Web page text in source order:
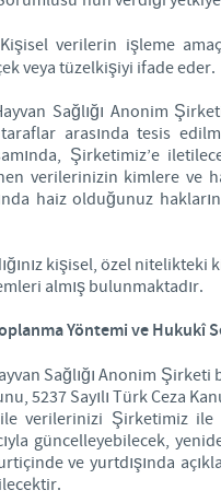
Kişisel verilerin işleme
veya tüzelkişiyi ifade eder.
Sağlığı Anonim
arasında tesis
Şirketimiz’e
verilerinizin kimlere ve
haiz olduğunuz
kişisel, özel
almış bulunmaktadır.
Yöntemi ve Hukukî
Sağlığı Anonim Şirketi
5237 Sayılı Türk Ceza
verilerinizi Şirketimiz ile
güncelleyebilecek,
ve yurtdışında